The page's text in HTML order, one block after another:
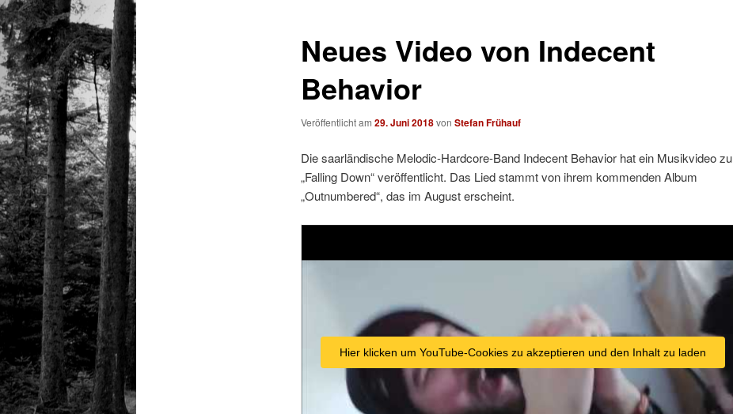
Neues Video von Indecent
Behavior
Veröffentlicht am 29. Juni 2018von Stefan Frühauf
Die saarländische Melodic-Hardcore-Band Indecent Behavior hat ein Musikvideo zu
„Falling Down“ veröffentlicht. Das Lied stammt von ihrem kommenden Album
„Outnumbered“, das im August erscheint.
Hier klicken um YouTube-Cookies zu akzeptieren und den Inhalt zu laden